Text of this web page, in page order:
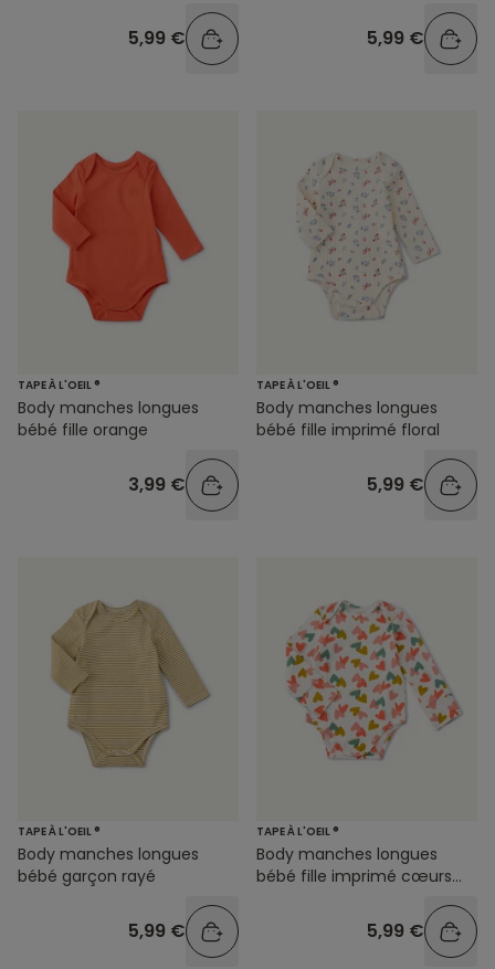
5,99 € 5,99 €
TAPE À L'OEIL ®
Body manches longues
bébé fille orange
3,99 €
TAPE À L'OEIL ®
Body manches longues
bébé fille imprimé floral
5,99 €
TAPE À L'OEIL ®
Body manches longues
bébé garçon rayé
5,99 €
TAPE À L'OEIL ®
Body manches longues
bébé fille imprimé cœurs
5,99 €